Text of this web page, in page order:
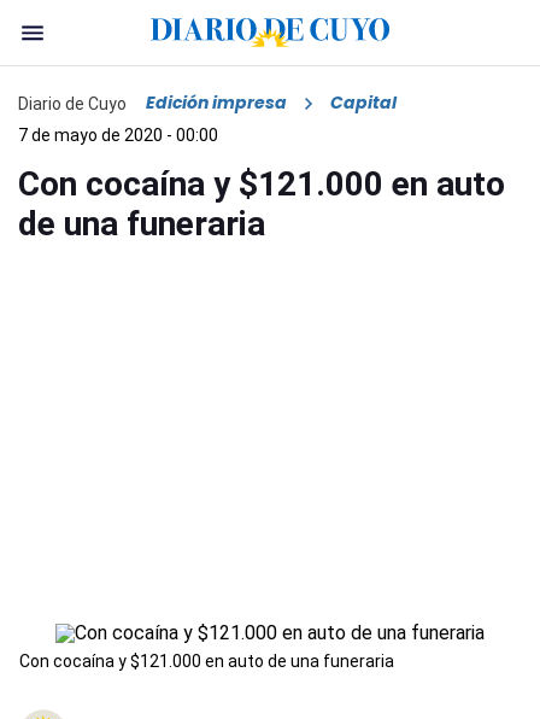
Diario de Cuyo Edición impresa Capital
7 de mayo de 2020 - 00:00
Con cocaína y $121.000 en auto
de una funeraria
Con cocaína y $121.000 en auto de una funeraria